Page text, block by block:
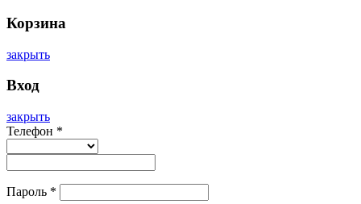
Корзина
закрыть
Вход
закрыть
Телефон *
Пароль *